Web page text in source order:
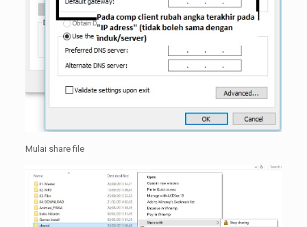
Mulai share file